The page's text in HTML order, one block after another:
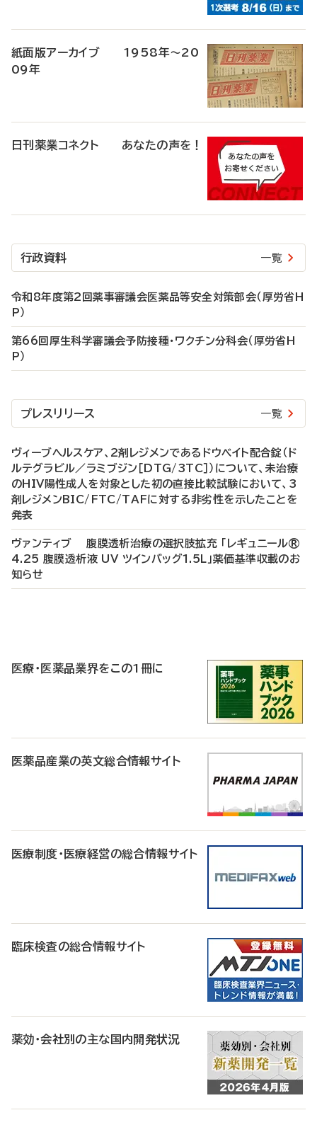
紙面版アーカイブ 1958年～20
09年
日刊薬業コネクト あなたの声を！
行政資料 一覧
令和8年度第2回薬事審議会医薬品等安全対策部会（厚労省H
P）
第66回厚生科学審議会予防接種・ワクチン分科会（厚労省H
P）
プレスリリース 一覧
ヴィーブヘルスケア、2剤レジメンであるドウベイト配合錠（ド
ルテグラビル／ラミブジン［DTG/3TC］）について、未治療
のHIV陽性成人を対象とした初の直接比較試験において、3
剤レジメンBIC/FTC/TAFに対する非劣性を示したことを
発表
ヴァンティブ 腹膜透析治療の選択肢拡充 「レギュニール®
4.25 腹膜透析液 UV ツインバッグ1.5L」薬価基準収載のお
知らせ
医療・医薬品業界をこの1冊に
医薬品産業の英文総合情報サイト
医療制度・医療経営の総合情報サイト
臨床検査の総合情報サイト
薬効・会社別の主な国内開発状況